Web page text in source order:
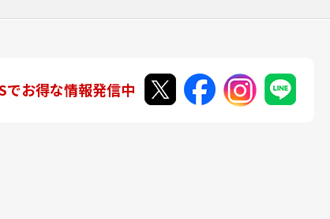
でお得な情報発信中